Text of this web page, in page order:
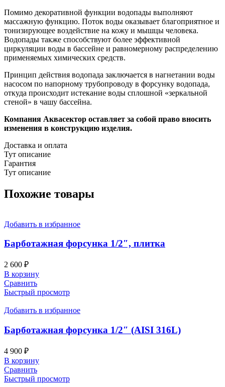
Помимо декоративной функции водопады выполняют
массажную функцию. Поток воды оказывает благоприятное и
тонизирующее воздействие на кожу и мышцы человека.
Водопады также способствуют более эффективной
циркуляции воды в бассейне и равномерному распределению
применяемых химических средств.
Принцип действия водопада заключается в нагнетании воды
насосом по напорному трубопроводу в форсунку водопада,
откуда происходит истекание воды сплошной «зеркальной
стеной» в чашу бассейна.
Компания Аквасектор оставляет за собой право вносить
изменения в конструкцию изделия.
Доставка и оплата
Тут описание
Гарантия
Тут описание
Похожие товары
Добавить в избранное
Барботажная форсунка 1/2″, плитка
2 600 ₽
В корзину
Сравнить
Быстрый просмотр
Добавить в избранное
Барботажная форсунка 1/2″ (AISI 316L)
4 900 ₽
В корзину
Сравнить
Быстрый просмотр